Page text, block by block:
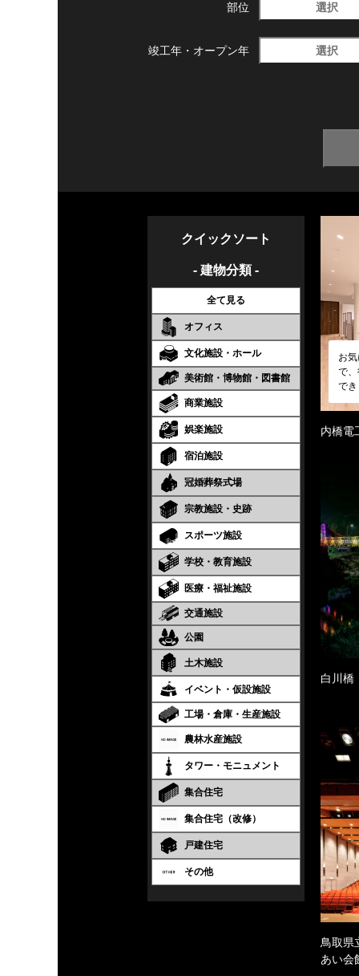
部位 選択
竣工年・ オープン年 選択
クイックソート
- 建物分類 -
全て見る
オフィス
文化施設・ホール
美術館・博物館・図書館
商業施設
娯楽施設
宿泊施設
冠婚葬祭式場
宗教施設・史跡
スポーツ施設
学校・教育施設
医療・福祉施設
交通施設
公園
土木施設
イベント・仮設施設
工場・倉庫・生産施設
農林水産施設
タワー・モニュメント
集合住宅
集合住宅（改修）
戸建住宅
その他
お
で
で
内橋電
白川橋
鳥取県
あい会